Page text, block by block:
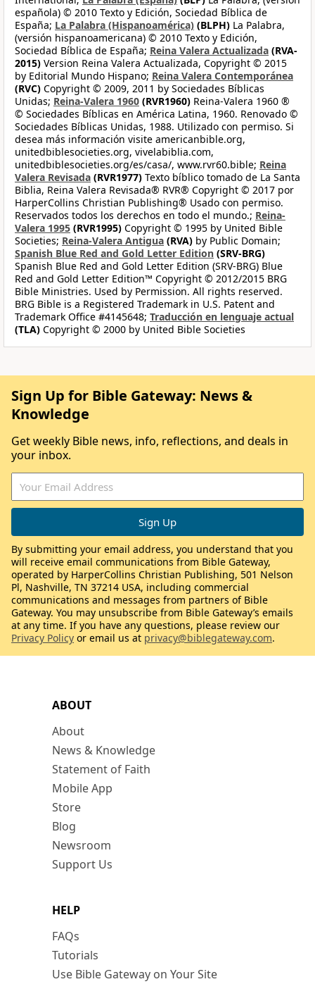
española) © 2010 Texto y Edición, Sociedad Bíblica de
España; La Palabra (Hispanoamérica) (BLPH) La Palabra,
(versión hispanoamericana) © 2010 Texto y Edición,
Sociedad Bíblica de España; Reina Valera Actualizada (RVA-
2015) Version Reina Valera Actualizada, Copyright © 2015
by Editorial Mundo Hispano; Reina Valera Contemporánea
(RVC) Copyright © 2009, 2011 by Sociedades Bíblicas
Unidas; Reina-Valera 1960 (RVR1960) Reina-Valera 1960 ®
© Sociedades Bíblicas en América Latina, 1960. Renovado ©
Sociedades Bíblicas Unidas, 1988. Utilizado con permiso. Si
desea más información visite americanbible.org,
unitedbiblesocieties.org, vivelabiblia.com,
unitedbiblesocieties.org/es/casa/, www.rvr60.bible; Reina
Valera Revisada (RVR1977) Texto bíblico tomado de La Santa
Biblia, Reina Valera Revisada® RVR® Copyright © 2017 por
HarperCollins Christian Publishing® Usado con permiso.
Reservados todos los derechos en todo el mundo.; Reina-
Valera 1995 (RVR1995) Copyright © 1995 by United Bible
Societies; Reina-Valera Antigua (RVA) by Public Domain;
Spanish Blue Red and Gold Letter Edition (SRV-BRG)
Spanish Blue Red and Gold Letter Edition (SRV-BRG) Blue
Red and Gold Letter Edition™ Copyright © 2012/2015 BRG
Bible Ministries. Used by Permission. All rights reserved.
BRG Bible is a Registered Trademark in U.S. Patent and
Trademark Office #4145648; Traducción en lenguaje actual
(TLA) Copyright © 2000 by United Bible Societies
ABOUT
About
News & Knowledge
Statement of Faith
Mobile App
Store
Blog
Newsroom
Support Us
HELP
FAQs
Tutorials
Use Bible Gateway on Your Site
Sign Up for Bible Gateway: News &
Knowledge
Get weekly Bible news, info, reflections, and deals in
your inbox.
By submitting your email address, you understand that you
will receive email communications from Bible Gateway,
operated by HarperCollins Christian Publishing, 501 Nelson
Pl, Nashville, TN 37214 USA, including commercial
communications and messages from partners of Bible
Gateway. You may unsubscribe from Bible Gateway’s emails
at any time. If you have any questions, please review our
Privacy Policy or email us at privacy@biblegateway.com.